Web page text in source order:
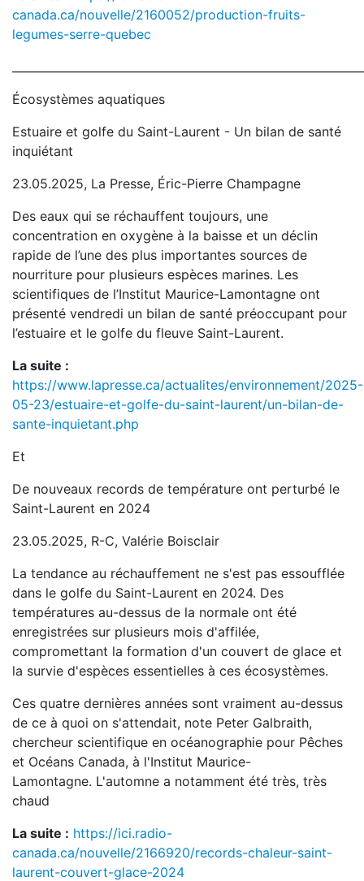
canada.ca/nouvelle/2160052/production-fruits-
legumes-serre-quebec
Écosystèmes aquatiques
Estuaire et golfe du Saint-Laurent - Un bilan de santé
inquiétant
23.05.2025, La Presse, Éric-Pierre Champagne
Des eaux qui se réchauffent toujours, une
concentration en oxygène à la baisse et un déclin
rapide de l’une des plus importantes sources de
nourriture pour plusieurs espèces marines. Les
scientifiques de l’Institut Maurice-Lamontagne ont
présenté vendredi un bilan de santé préoccupant pour
l’estuaire et le golfe du fleuve Saint-Laurent.
La suite :
https://www.lapresse.ca/actualites/environnement/2025-
05-23/estuaire-et-golfe-du-saint-laurent/un-bilan-de-
sante-inquietant.php
Et
De nouveaux records de température ont perturbé le
Saint-Laurent en 2024
23.05.2025, R-C, Valérie Boisclair
La tendance au réchauffement ne s'est pas essoufflée
dans le golfe du Saint-Laurent en 2024. Des
températures au-dessus de la normale ont été
enregistrées sur plusieurs mois d'affilée,
compromettant la formation d'un couvert de glace et
la survie d'espèces essentielles à ces écosystèmes.
Ces quatre dernières années sont vraiment au-dessus
de ce à quoi on s'attendait, note Peter Galbraith,
chercheur scientifique en océanographie pour Pêches
et Océans Canada, à l'Institut Maurice-
Lamontagne. L'automne a notamment été très, très
chaud
La suite : https://ici.radio-
canada.ca/nouvelle/2166920/records-chaleur-saint-
laurent-couvert-glace-2024